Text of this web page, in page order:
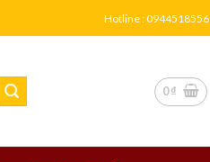
Hotline : 0944518556
0₫